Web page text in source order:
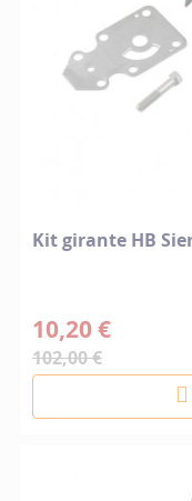
Kit girante HB
10,20 €
102,00 €